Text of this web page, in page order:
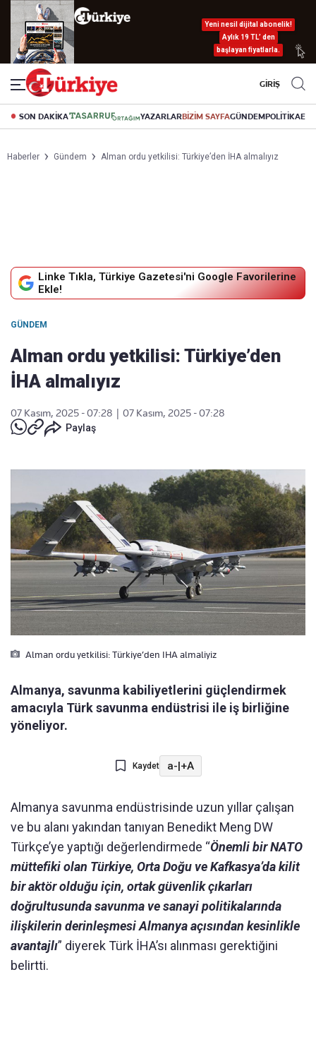
Yeni nesil dijital abonelik!
Aylık 19 TL’ den
başlayan fiyatlarla.
GİRİŞ
SON DAKİKA YAZARLARBİZİM SAYFAGÜNDEMPOLİTİKA
Haberler Gündem Alman ordu yetkilisi: Türkiye’den İHA almalıyız
Linke Tıkla, Türkiye Gazetesi'ni Google Favorilerine
Ekle!
GÜNDEM
Alman ordu yetkilisi: Türkiye’den
İHA almalıyız
07 Kasım, 2025 - 07:28
07 Kasım, 2025 - 07:28
Paylaş
Alman ordu yetkilisi: Türkiye’den IHA almaliyiz
Almanya, savunma kabiliyetlerini güçlendirmek
amacıyla Türk savunma endüstrisi ile iş birliğine
yöneliyor.
Kaydet a-|+A
Almanya savunma endüstrisinde uzun yıllar çalışan
ve bu alanı yakından tanıyan Benedikt Meng DW
Türkçe’ye yaptığı değerlendirmede “Önemli bir NATO
müttefiki olan Türkiye, Orta Doğu ve Kafkasya’da kilit
bir aktör olduğu için, ortak güvenlik çıkarları
doğrultusunda savunma ve sanayi politikalarında
ilişkilerin derinleşmesi Almanya açısından kesinlikle
avantajlı” diyerek Türk İHA’sı alınması gerektiğini
belirtti.